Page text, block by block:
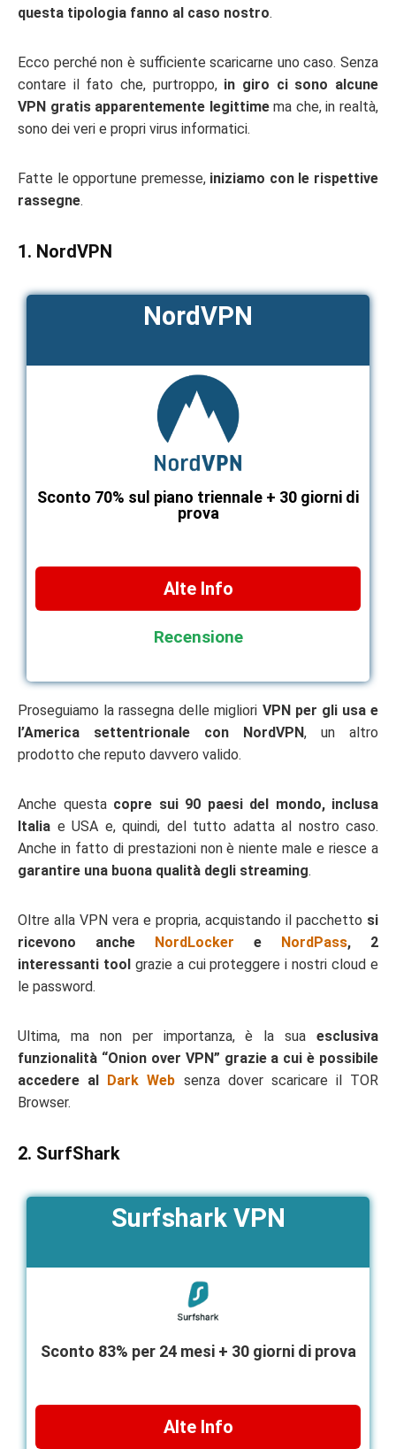
questa tipologia fanno al caso nostro.
Ecco perché non è sufficiente scaricarne uno caso. Senza
contare il fato che, purtroppo,in giro ci sono alcune
VPN gratis apparentemente legittimema che, in realtà,
sono dei veri e propri virus informatici.
Fatte le opportune premesse, iniziamo con le rispettive
rassegne.
1. NordVPN
NordVPN
Sconto 70% sul piano triennale + 30 giorni di
prova
Alte Info
Recensione
Proseguiamo la rassegna delle migliori VPN per gli usa e
l’America settentrionale con NordVPN, un altro
prodotto che reputo davvero valido.
Anche questa copre sui 90 paesi del mondo, inclusa
Italia e USA e, quindi, del tutto adatta al nostro caso.
Anche in fatto di prestazioni non è niente male e riesce a
garantire una buona qualità degli streaming.
Oltre alla VPN vera e propria, acquistando il pacchetto si
ricevono anche NordLocker e NordPass, 2
interessanti toolgrazie a cui proteggere i nostri cloud e
le password.
Ultima, ma non per importanza, è la sua esclusiva
funzionalità “Onion over VPN” grazie a cui è possibile
accedere al Dark Web senza dover scaricare il TOR
Browser.
2. SurfShark
Surfshark VPN
Sconto 83% per 24 mesi + 30 giorni di prova
Alte Info